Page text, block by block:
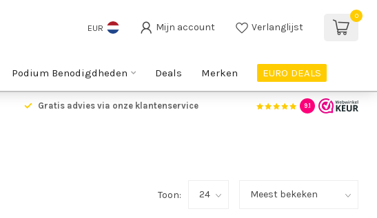
EUR Mijn account Verlanglijst
0
Podium Benodigdheden Deals Merken EURO DEALS
Gratis advies via onze klantenservice 9.1
Toon: